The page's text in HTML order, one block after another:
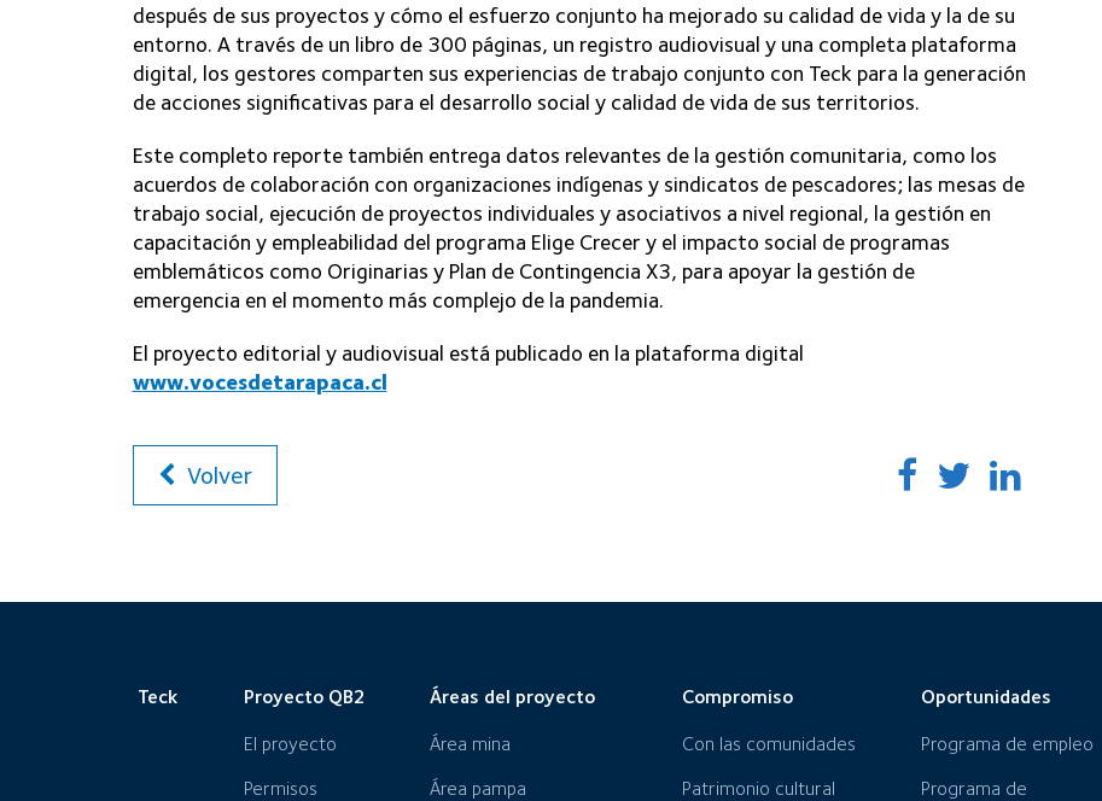
después de sus proyectos y cómo el esfuerzo conjunto ha mejorado su calidad de vida y la de su
entorno. A través de un libro de 300 páginas, un registro audiovisual y una completa plataforma
digital, los gestores comparten sus experiencias de trabajo conjunto con Teck para la generación
de acciones significativas para el desarrollo social y calidad de vida de sus territorios.
Este completo reporte también entrega datos relevantes de la gestión comunitaria, como los
acuerdos de colaboración con organizaciones indígenas y sindicatos de pescadores; las mesas de
trabajo social, ejecución de proyectos individuales y asociativos a nivel regional, la gestión en
capacitación y empleabilidad del programa Elige Crecer y el impacto social de programas
emblemáticos como Originarias y Plan de Contingencia X3, para apoyar la gestión de
emergencia en el momento más complejo de la pandemia.
El proyecto editorial y audiovisual está publicado en la plataforma digital
www.vocesdetarapaca.cl
Volver
Teck Proyecto QB2
El proyecto
Permisos
Áreas del proyecto
Área mina
Área pampa
Compromiso
Con las comunidades
Patrimonio cultural
Oportunidades
Programa de empleo
Programa de